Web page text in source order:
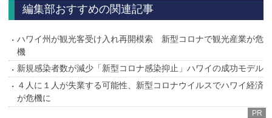
編集部おすすめの関連記事
ハワイ州が観光客受け入れ再開模索 新型コロナで観光産業が危
機
新規感染者数が減少「新型コロナ感染抑止」ハワイの成功モデル
４人に１人が失業する可能性、新型コロナウイルスでハワイ経済
が危機に
PR